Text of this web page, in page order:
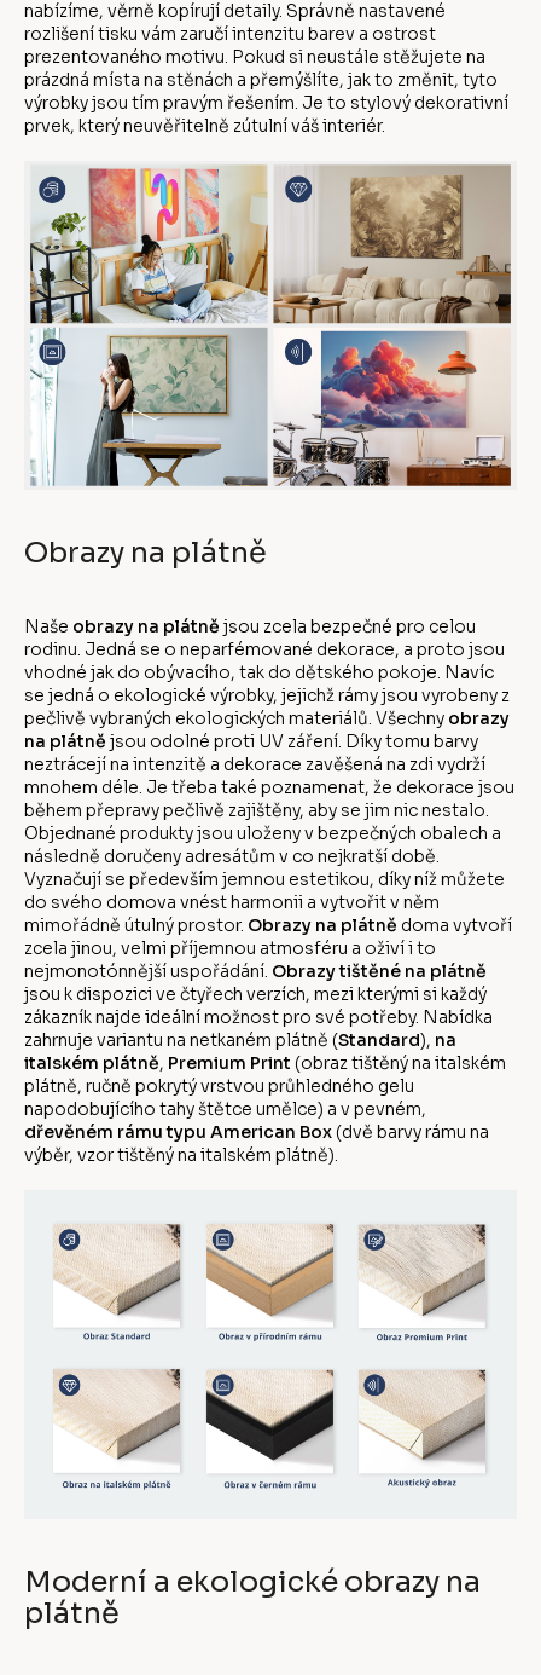
nabízíme, věrně kopírují detaily. Správně nastavené
rozlišení tisku vám zaručí intenzitu barev a ostrost
prezentovaného motivu. Pokud si neustále stěžujete na
prázdná místa na stěnách a přemýšlíte, jak to změnit, tyto
výrobky jsou tím pravým řešením. Je to stylový dekorativní
prvek, který neuvěřitelně zútulní váš interiér.
Obrazy na plátně
Naše obrazy na plátně jsou zcela bezpečné pro celou
rodinu. Jedná se o neparfémované dekorace, a proto jsou
vhodné jak do obývacího, tak do dětského pokoje. Navíc
se jedná o ekologické výrobky, jejichž rámy jsou vyrobeny z
pečlivě vybraných ekologických materiálů. Všechny obrazy
na plátně jsou odolné proti UV záření. Díky tomu barvy
neztrácejí na intenzitě a dekorace zavěšená na zdi vydrží
mnohem déle. Je třeba také poznamenat, že dekorace jsou
během přepravy pečlivě zajištěny, aby se jim nic nestalo.
Objednané produkty jsou uloženy v bezpečných obalech a
následně doručeny adresátům v co nejkratší době.
Vyznačují se především jemnou estetikou, díky níž můžete
do svého domova vnést harmonii a vytvořit v něm
mimořádně útulný prostor. Obrazy na plátně doma vytvoří
zcela jinou, velmi příjemnou atmosféru a oživí i to
nejmonotónnější uspořádání. Obrazy tištěné na plátně
jsou k dispozici ve čtyřech verzích, mezi kterými si každý
zákazník najde ideální možnost pro své potřeby. Nabídka
zahrnuje variantu na netkaném plátně (Standard), na
italském plátně, Premium Print (obraz tištěný na italském
plátně, ručně pokrytý vrstvou průhledného gelu
napodobujícího tahy štětce umělce) a v pevném,
dřevěném rámu typu American Box (dvě barvy rámu na
výběr, vzor tištěný na italském plátně).
Moderní a ekologické obrazy na
plátně